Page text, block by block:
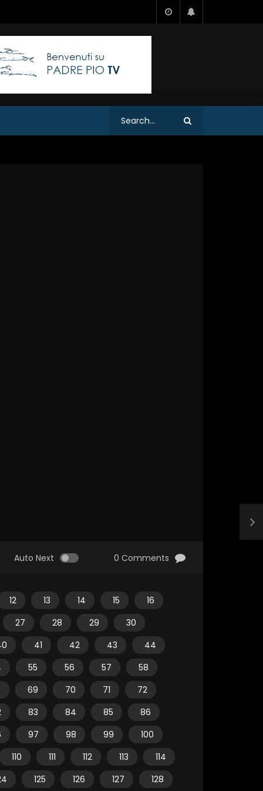
Auto Next 0 Comments
12 13 14 15
16
27
28 29
30
41 42 43
44
55 56 57
58
69 70 71
72
83 84 85
86
97 98 99
100
110
111 112 113
114
125 126 127 128